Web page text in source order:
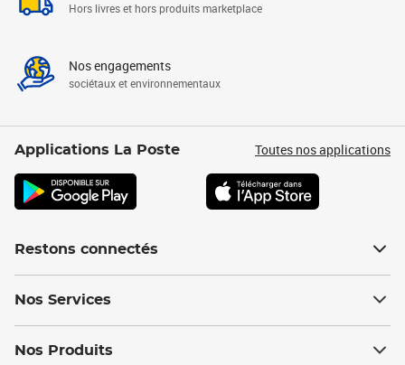
Hors livres et hors produits marketplace
Nos engagements
sociétaux et environnementaux
Applications La Poste Toutes nos applications
Restons connectés
Nos Services
Nos Produits